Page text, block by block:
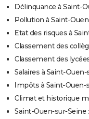
Délinquance à Saint-
Pollution à Saint-
Etat des risques à
Classement des
Classement des
Salaires à Saint-
Impôts à Saint-Ouen-
Climat et historique
Saint-Ouen-sur-Seine